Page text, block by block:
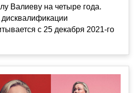
Валиеву на четыре года.
с 25 декабря 2021-го